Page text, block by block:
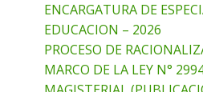
ENCARGATURA DE
EDUCACION – 2026
PROCESO DE
MARCO DE LA LEY N°